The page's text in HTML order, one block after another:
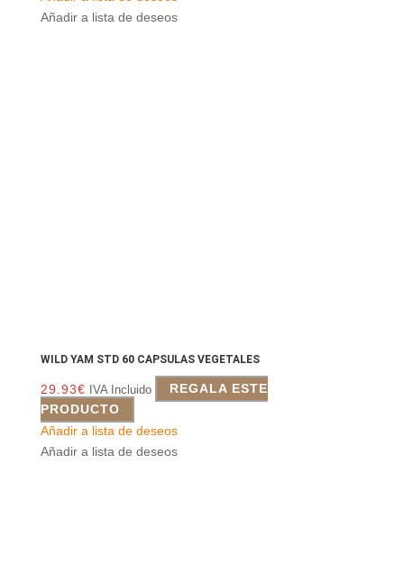
Añadir a lista de deseos
WILD YAM STD 60 CAPSULAS VEGETALES
29.93€ IVA Incluido
REGALA ESTE
PRODUCTO
Añadir a lista de deseos
Añadir a lista de deseos